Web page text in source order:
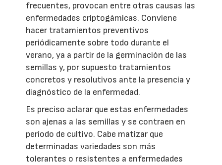
frecuentes, provocan entre otras causas las
enfermedades criptogámicas. Conviene
hacer tratamientos preventivos
periódicamente sobre todo durante el
verano, ya a partir de la germinación de las
semillas y, por supuesto tratamientos
concretos y resolutivos ante la presencia y
diagnóstico de la enfermedad.
Es preciso aclarar que estas enfermedades
son ajenas a las semillas y se contraen en
período de cultivo. Cabe matizar que
determinadas variedades son más
tolerantes o resistentes a enfermedades